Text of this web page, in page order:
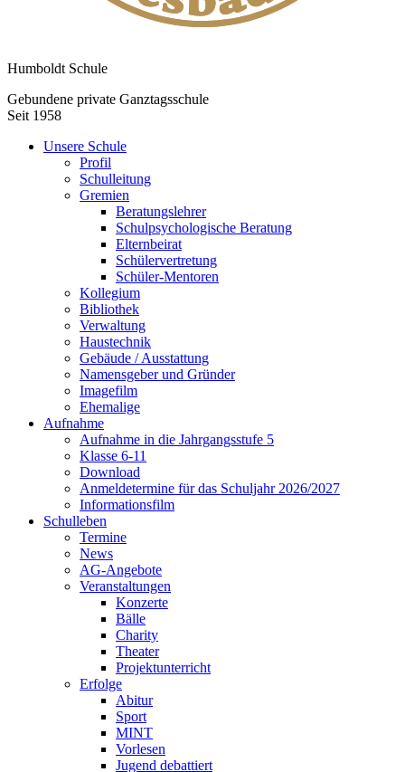
Humboldt Schule
Gebundene private Ganztagsschule
Seit 1958
Unsere Schule
Profil
Schulleitung
Gremien
Beratungslehrer
Schulpsychologische Beratung
Elternbeirat
Schülervertretung
Schüler-Mentoren
Kollegium
Bibliothek
Verwaltung
Haustechnik
Gebäude / Ausstattung
Namensgeber und Gründer
Imagefilm
Ehemalige
Aufnahme
Aufnahme in die Jahrgangsstufe 5
Klasse 6-11
Download
Anmeldetermine für das Schuljahr 2026/2027
Informationsfilm
Schulleben
Termine
News
AG-Angebote
Veranstaltungen
Konzerte
Bälle
Charity
Theater
Projektunterricht
Erfolge
Abitur
Sport
MINT
Vorlesen
Jugend debattiert